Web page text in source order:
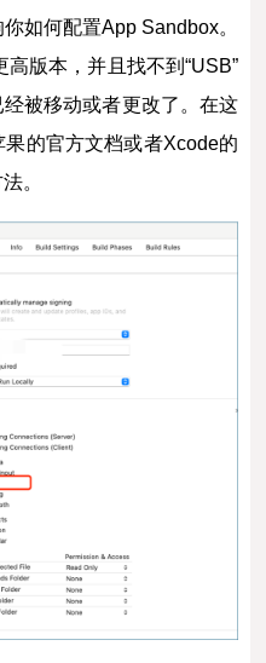
如何配置App Sandbox。
版本，并且找不到“USB”
被移动或者更改了。在这
的官方文档或者Xcode的
。